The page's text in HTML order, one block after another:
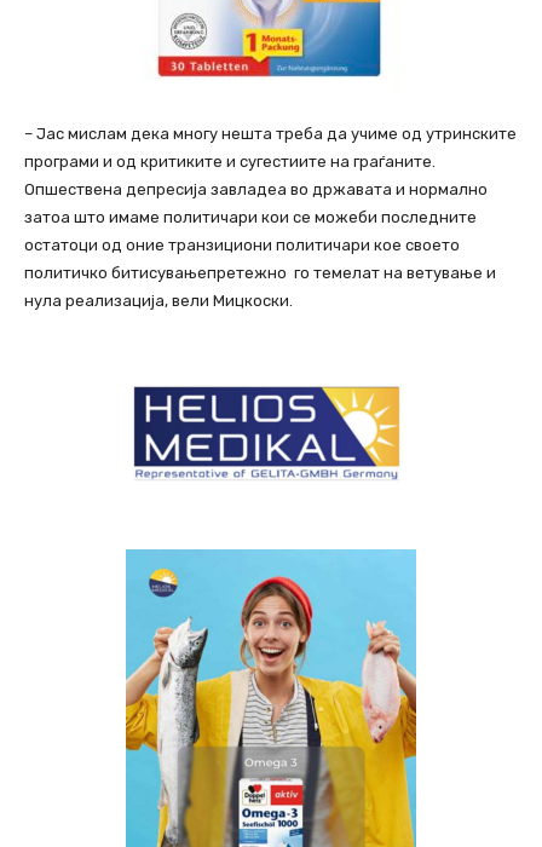
– Јас мислам дека многу нешта треба да учиме од утринските
програми и од критиките и сугестиите на граѓаните.
Опшествена депресија завладеа во државата и нормално
затоа што имаме политичари кои се можеби последните
остатоци од оние транзициони политичари кое своето
политичко битисувањепретежно го темелат на ветување и
нула реализација, вели Мицкоски.